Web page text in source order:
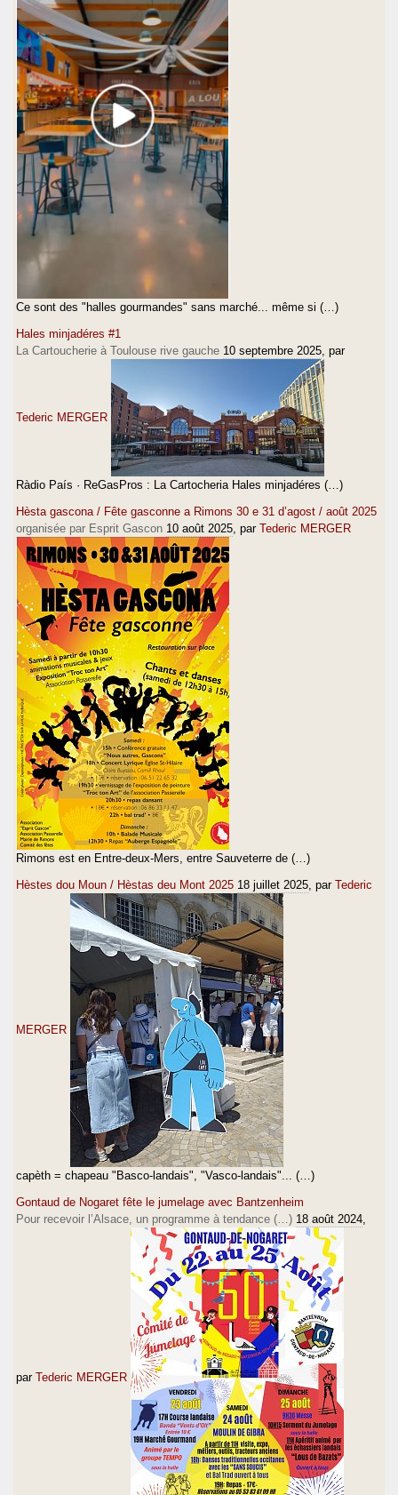
Ce sont des "halles gourmandes" sans marché... même si (…)
Hales minjadéres #1
La Cartoucherie à Toulouse rive gauche 10 septembre 2025, par
Tederic MERGER
Ràdio País · ReGasPros : La Cartocheria Hales minjadéres (…)
Hèsta gascona / Fête gasconne a Rimons 30 e 31 d’agost / août 2025
organisée par Esprit Gascon 10 août 2025, par Tederic MERGER
Rimons est en Entre-deux-Mers, entre Sauveterre de (…)
Hèstes dou Moun / Hèstas deu Mont 2025 18 juillet 2025, par Tederic
MERGER
capèth = chapeau "Basco-landais", "Vasco-landais"... (…)
Gontaud de Nogaret fête le jumelage avec Bantzenheim
Pour recevoir l’Alsace, un programme à tendance (…) 18 août 2024,
par Tederic MERGER